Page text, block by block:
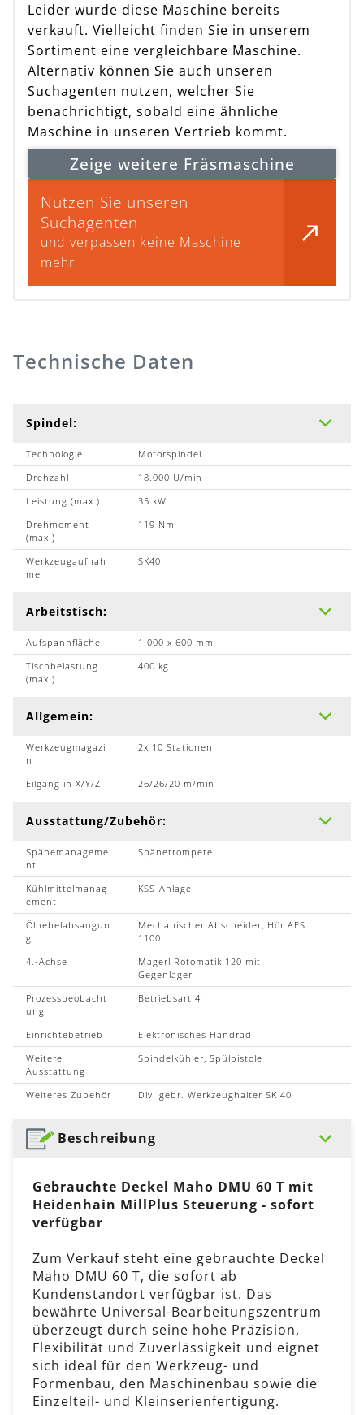
Leider wurde diese Maschine bereits
verkauft. Vielleicht finden Sie in unserem
Sortiment eine vergleichbare Maschine.
Alternativ können Sie auch unseren
Suchagenten nutzen, welcher Sie
benachrichtigt, sobald eine ähnliche
Maschine in unseren Vertrieb kommt.
Zeige weitere Fräsmaschine
Nutzen Sie unseren
Suchagenten
und verpassen keine Maschine
mehr
Technische Daten
Spindel:
Technologie
Motorspindel
Drehzahl
18.000 U/min
Leistung (max.)
35 kW
Drehmoment
(max.)
119 Nm
Werkzeugaufnah
me
SK40
Arbeitstisch:
Aufspannfläche
1.000 x 600 mm
Tischbelastung
(max.)
400 kg
Allgemein:
Werkzeugmagazi
n
2x 10 Stationen
Eilgang in X/Y/Z 26/26/20 m/min
Ausstattung/Zubehör:
Spänemanageme
nt
Spänetrompete
Kühlmittelmanag
ement
KSS-Anlage
Ölnebelabsaugun
g
Mechanischer Abscheider, Hör AFS
1100
4.-Achse
Magerl Rotomatik 120 mit
Gegenlager
Prozessbeobacht
ung
Betriebsart 4
Einrichtebetrieb
Elektronisches Handrad
Weitere
Ausstattung
Spindelkühler, Spülpistole
Weiteres Zubehör Div. gebr. Werkzeughalter SK 40
Beschreibung
Gebrauchte Deckel Maho DMU 60 T mit
Heidenhain MillPlus Steuerung - sofort
verfügbar
Zum Verkauf steht eine gebrauchte Deckel
Maho DMU 60 T, die sofort ab
Kundenstandort verfügbar ist. Das
bewährte Universal-Bearbeitungszentrum
überzeugt durch seine hohe Präzision,
Flexibilität und Zuverlässigkeit und eignet
sich ideal für den Werkzeug- und
Formenbau, den Maschinenbau sowie die
Einzelteil- und Kleinserienfertigung.